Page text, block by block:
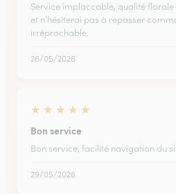
Service implaccable, qualité
et n’hésiterai pas à repasser
irréprochable.
26/05/2026
★ ★ ★ ★ ★
Bon service
Bon service, facilité navigation du
29/05/2026